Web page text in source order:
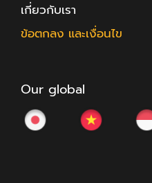
เกี่ยวกับเรา
ข้อตกลง และเงื่อนไข
Our global